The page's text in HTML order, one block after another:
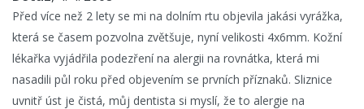
Před více než 2 lety se mi na dolním rtu objevila jakási vyrážka,
která se časem pozvolna zvětšuje, nyní velikosti 4x6mm. Kožní
lékařka vyjádřila podezření na alergii na rovnátka, která mi
nasadili půl roku před objevením se prvních příznaků. Sliznice
uvnitř úst je čistá, můj dentista si myslí, že to alergie na